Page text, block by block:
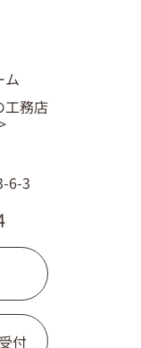
ム
工務店
6-3
付